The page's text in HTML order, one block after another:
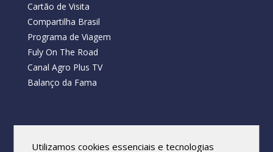
Cartão de Visita
Compartilha Brasil
Programa de Viagem
Fuly On The Road
Canal Agro Plus TV
Balanço da Fama
Todos os direitos reservados.
Utilizamos cookies essenciais e tecnologias